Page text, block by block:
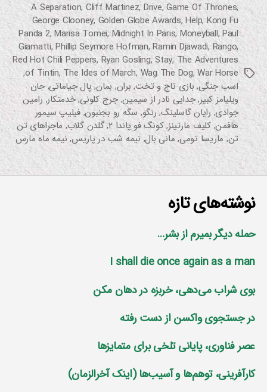
ل
م
س
ی
ق
برچسب‌ها
A Separation,Cliff Martinez, Drive,Game Of Thrones,
George Clooney, Golden Globe Awards,Help,Kong Fu
Panda 2,Marisa Tomei,Midnight In Paris, Moneyball,Paul
Giamatti,Phillip Seymore Hofman,Ramin Djawadi,Rango,
Red Hot Chili Peppers, Ryan Gosling,Stay,The Adventures
of Tintin, The Ides of March, Wag The Dog,War Horse
,
اسب جنگی, بازی تاج و تخت, بران,بمان,پال جیاماتی,جان
ویلیامز کبیر,جدایی نادر از سیمین,جرج کلونی,خدمتکار, رامین
جوادی, رایان گاسلینگ, رنگو,سگه رو بجنبون,فیلیپ سیمور
هافمن,کلیف مارتینز,کونگ فو پاندا ۲ ,گلدن گلاب,ماجراهای تن
تن,ماریسا تومی,مانی بال,نیمه شب در پاریس, نیمه ماه مارس
نوشته‌های تازه
حمله دیگر بمیرم از بشر…
I shall die once again as a man
بوی شراب می‌دهی، خربزه در دهان مکن
در جستجوی واکسن از دست رفته
عصر فناوری، پایانی تلخی برای متمایز‌ها
کارآفرینی، توهم‌ها و آسیب‌ها (اینک آخرالزمان)